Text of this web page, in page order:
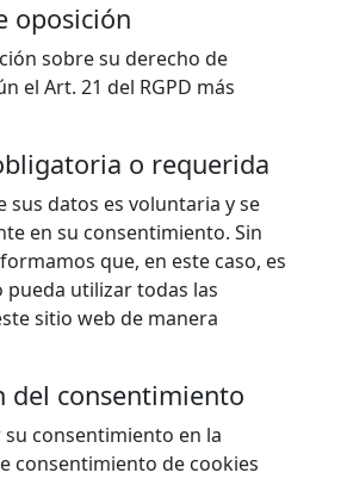
oposición
sobre su derecho de
el Art. 21 del RGPD más
o requerida
sus datos es voluntaria y se
en su consentimiento. Sin
que, en este caso, es
pueda utilizar todas las
sitio web de manera
del consentimiento
su consentimiento en la
consentimiento de cookies